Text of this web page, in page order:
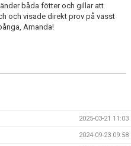
båda fötter och gillar att
och visade direkt prov på vasst
Amanda!
2025-03-21 11:03
2024-09-23 09:58